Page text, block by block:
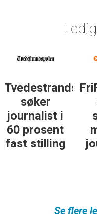
søker
journalist i
60 prosent
fast stilling
Se flere